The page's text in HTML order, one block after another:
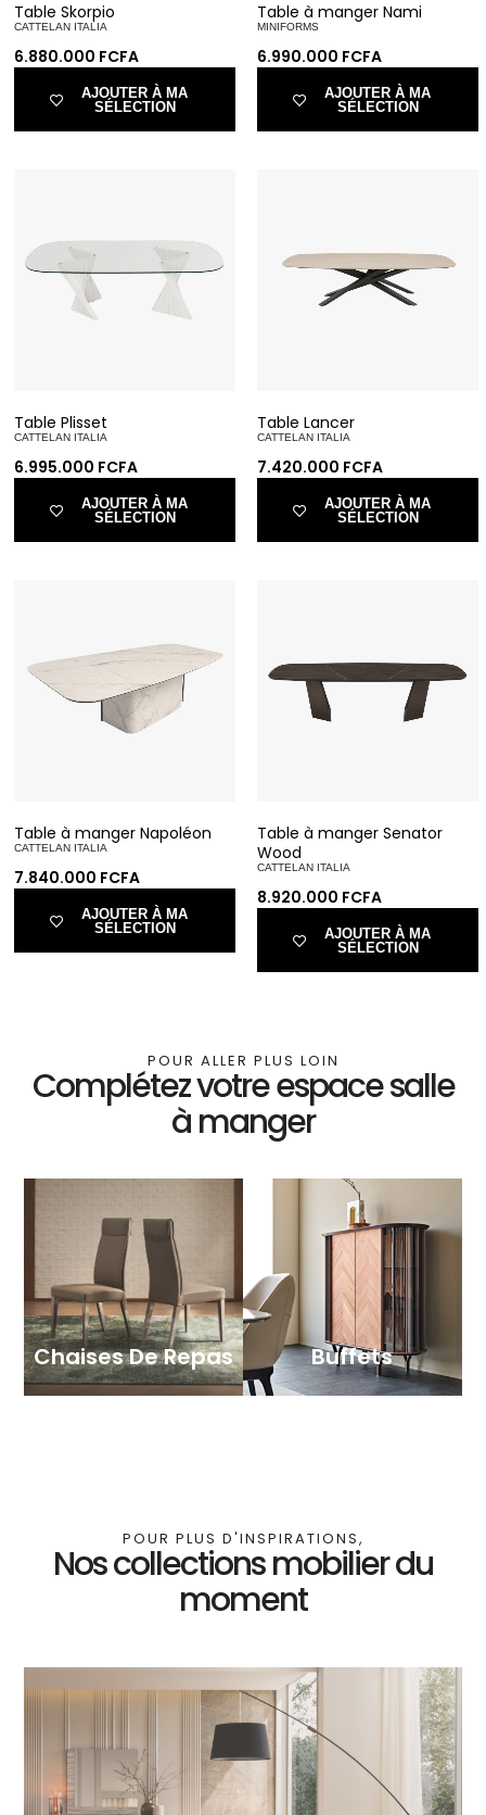
Table Skorpio
CATTELAN ITALIA
6.880.000 FCFA
AJOUTER À MA
SÉLECTION
Table à manger Nami
MINIFORMS
6.990.000 FCFA
AJOUTER À MA
SÉLECTION
Table Plisset
CATTELAN ITALIA
6.995.000 FCFA
AJOUTER À MA
SÉLECTION
Table Lancer
CATTELAN ITALIA
7.420.000 FCFA
AJOUTER À MA
SÉLECTION
Table à manger Napoléon
CATTELAN ITALIA
7.840.000 FCFA
AJOUTER À MA
SÉLECTION
Table à manger Senator
Wood
CATTELAN ITALIA
8.920.000 FCFA
AJOUTER À MA
SÉLECTION
POUR ALLER PLUS LOIN
Complétez votre espace salle
à manger
Chaises De Repas Buffets
POUR PLUS D'INSPIRATIONS,
Nos collections mobilier du
moment